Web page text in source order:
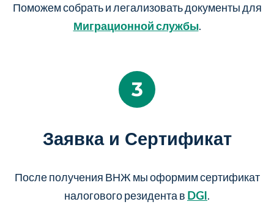
Поможем собрать и легализовать документы для
Миграционной службы.
3
Заявка и Сертификат
После получения ВНЖ мы оформим сертификат
налогового резидента в DGI.